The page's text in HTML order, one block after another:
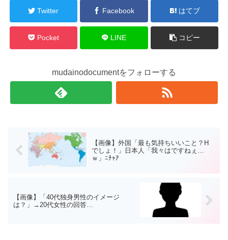
Twitter Facebook はてブ
Pocket LINE コピー
mudainodocumentをフォローする
【画像】外国「最も気持ちいいこと？H
でしょ！」日本人「我々はですねぇ…
ｗ」ﾆﾁｬｱ
【画像】「40代独身男性のイメージ
は？」→20代女性の回答…